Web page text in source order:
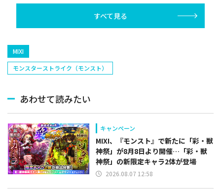
塁手)、持丸泰
捕手)など
すべて見る
MIXI
モンスターストライク（モンスト）
あわせて読みたい
キャンペーン
MIXI、『モンスト』で新たに「彩・獣
神祭」が8月8日より開催…「彩・獣
神祭」の新限定キャラ2体が登場
2026.08.07 12:58